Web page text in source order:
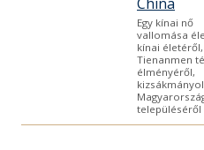
China
Egy kínai nő
vallomása
kínai életéről,
Tienanmen
élményéről,
településéről